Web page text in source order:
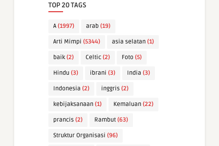
TOP 20 TAGS
A (1997) arab (19)
Arti Mimpi (5344) asia selatan (1)
baik (2) Celtic (2) Foto (5)
Hindu (3) ibrani (3) India (3)
Indonesia (2) inggris (2)
kebijaksanaan (1) Kemaluan (22)
prancis (2) Rambut (63)
Struktur Organisasi (96)